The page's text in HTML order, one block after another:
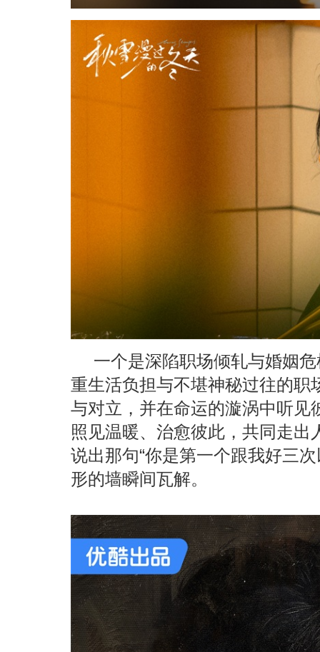
一个是深陷职场倾轧与婚姻
重生活负担与不堪神秘过往的职
与对立，并在命运的漩涡中听见
照见温暖、治愈彼此，共同走
说出那句“你是第一个跟我好三
形的墙瞬间瓦解。